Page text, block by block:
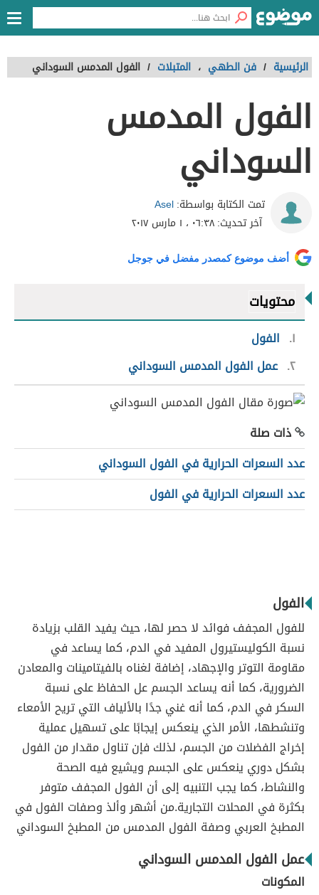
الرئيسية / فن الطهي ، المتبلات / الفول المدمس السوداني
الفول المدمس
السوداني
تمت الكتابة بواسطة:Asel
آخر تحديث:٠٦:٣٨ ، ١ مارس ٢٠١٧
أضف موضوع كمصدر مفضل في جوجل
محتويات
١
الفول
٢ عمل الفول المدمس السوداني
ذات صلة
عدد السعرات الحرارية في الفول السوداني
عدد السعرات الحرارية في الفول
الفول
للفول المجفف فوائد لا حصر لها، حيث يفيد القلب بزيادة
نسبة الكوليستيرول المفيد في الدم، كما يساعد في
مقاومة التوتر والإجهاد، إضافة لغناه بالفيتامينات والمعادن
الضرورية، كما أنه يساعد الجسم عل الحفاظ على نسبة
السكر في الدم، كما أنه غني جدًا بالألياف التي تريح الأمعاء
وتنشطها، الأمر الذي ينعكس إيجابًا على تسهيل عملية
إخراج الفضلات من الجسم، لذلك فإن تناول مقدار من الفول
بشكل دوري ينعكس على الجسم ويشيع فيه الصحة
والنشاط، كما يجب التنبيه إلى أن الفول المجفف متوفر
بكثرة في المحلات التجارية.من أشهر وألذ وصفات الفول في
المطبخ العربي وصفة الفول المدمس من المطبخ السوداني
عمل الفول المدمس السوداني
المكونات